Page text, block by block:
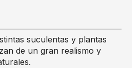
suculentas y plantas
de un gran realismo y